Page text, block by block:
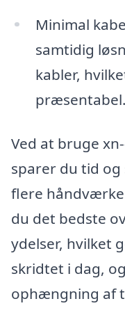
Minimal
samtidig
kabler,
præsentabel.
Ved at bruge
sparer du tid
flere
du det bedste
ydelser, hvilket
skridtet i dag,
ophængning af